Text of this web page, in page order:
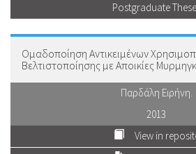
Postgraduate
Ομαδοποίηση Αντικειμένων
Βελτιστοποίησης με Αποικίες
Παρδάλη Ειρήνη.
2013
View in